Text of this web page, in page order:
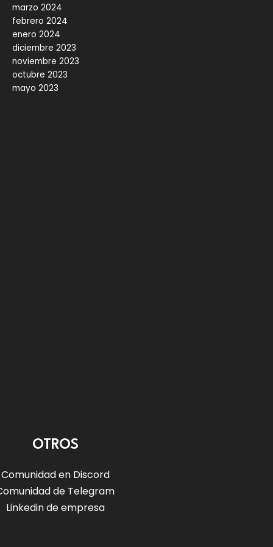
marzo 2024
febrero 2024
enero 2024
diciembre 2023
noviembre 2023
octubre 2023
mayo 2023
OTROS
Comunidad en Discord
de Telegram
Linkedin de empresa